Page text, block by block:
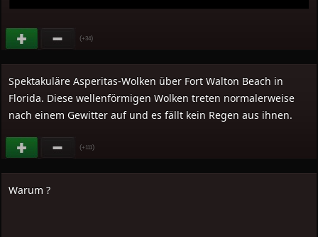
(+34)
Spektakuläre Asperitas-Wolken über Fort Walton Beach in
Florida. Diese wellenförmigen Wolken treten normalerweise
nach einem Gewitter auf und es fällt kein Regen aus ihnen.
(+111)
Warum ?